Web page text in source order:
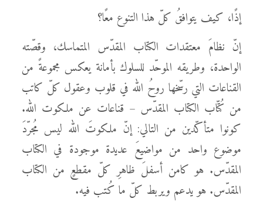
إذًا، كيف يتوافقُ كلّ هذا التنوع معًا؟
إنّ نظامَ معتقدات الكتاب المقدّس المتماسك، وقصّته
الواحدة، وطريقه الموحّد للسلوك بأمانة يعكس مجموعةً من
القناعات التي رسّخها روحُ الله في قلوب وعقول كلّ كاتب
من كُتّاب الكتاب المقدّس – قناعات عن ملكوت الله.
كونوا متأكّدين من التالي: إنّ ملكوتَ الله ليس مُجرّدَ
موضوع واحد من مواضيعَ عديدة موجودة في الكتاب
المقدّس. هو كامن أسفلَ ظاهرِ كلّ مقطعٍ من الكتاب
المقدّس. هو يدعم ويربط كلّ ما كُتب فيه.